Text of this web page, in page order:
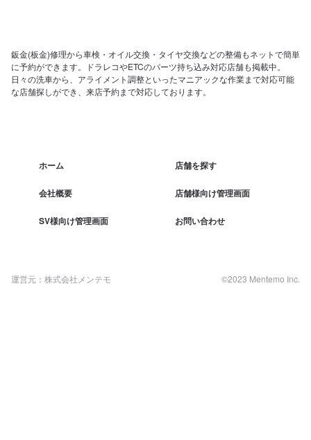
鈑金(板金)修理から車検・オイル交換・タイヤ交換などの整備もネットで簡単
に予約ができます。ドラレコやETCのパーツ持ち込み対応店舗も掲載中。
日々の洗車から、アライメント調整といったマニアックな作業まで対応可能
な店舗探しができ、来店予約まで対応しております。
ホーム 店舗を探す
会社概要 店舗様向け管理画面
SV様向け管理画面 お問い合わせ
運営元：株式会社メンテモ ©2023 Mentemo Inc.